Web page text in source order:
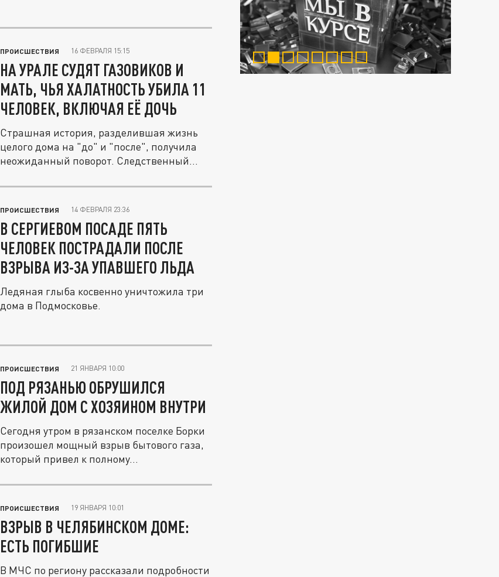
ПРОИСШЕСТВИЯ 16 ФЕВРАЛЯ 15:15
НА УРАЛЕ СУДЯТ ГАЗОВИКОВ И
МАТЬ, ЧЬЯ ХАЛАТНОСТЬ УБИЛА 11
ЧЕЛОВЕК, ВКЛЮЧАЯ ЕЁ ДОЧЬ
Страшная история, разделившая жизнь
целого дома на "до" и "после", получила
неожиданный поворот. Следственный...
ПРОИСШЕСТВИЯ 14 ФЕВРАЛЯ 23:36
В СЕРГИЕВОМ ПОСАДЕ ПЯТЬ
ЧЕЛОВЕК ПОСТРАДАЛИ ПОСЛЕ
ВЗРЫВА ИЗ-ЗА УПАВШЕГО ЛЬДА
Ледяная глыба косвенно уничтожила три
дома в Подмосковье.
ПРОИСШЕСТВИЯ 21 ЯНВАРЯ 10:00
ПОД РЯЗАНЬЮ ОБРУШИЛСЯ
ЖИЛОЙ ДОМ С ХОЗЯИНОМ ВНУТРИ
Сегодня утром в рязанском поселке Борки
произошел мощный взрыв бытового газа,
который привел к полному...
ПРОИСШЕСТВИЯ 19 ЯНВАРЯ 10:01
ВЗРЫВ В ЧЕЛЯБИНСКОМ ДОМЕ:
ЕСТЬ ПОГИБШИЕ
В МЧС по региону рассказали подробности